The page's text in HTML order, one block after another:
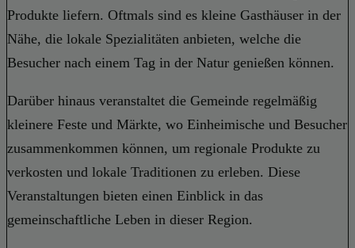
Produkte liefern. Oftmals sind es kleine Gasthäuser in der
Nähe, die lokale Spezialitäten anbieten, welche die
Besucher nach einem Tag in der Natur genießen können.
Darüber hinaus veranstaltet die Gemeinde regelmäßig
kleinere Feste und Märkte, wo Einheimische und Besucher
zusammenkommen können, um regionale Produkte zu
verkosten und lokale Traditionen zu erleben. Diese
Veranstaltungen bieten einen Einblick in das
gemeinschaftliche Leben in dieser Region.